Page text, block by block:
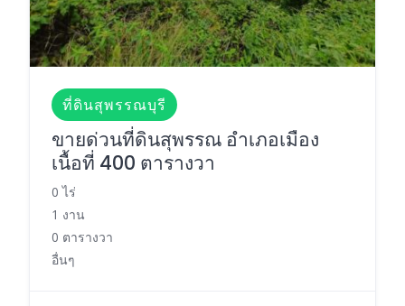
ที่ดินสุพรรณบุรี
ขายด่วนที่ดินสุพรรณ อำเภอเมือง
เนื้อที่ 400 ตารางวา
0 ไร่
1 งาน
0 ตารางวา
อื่นๆ